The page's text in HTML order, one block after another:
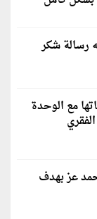
رسالة شكر
مع الوحدة
عز بهدف